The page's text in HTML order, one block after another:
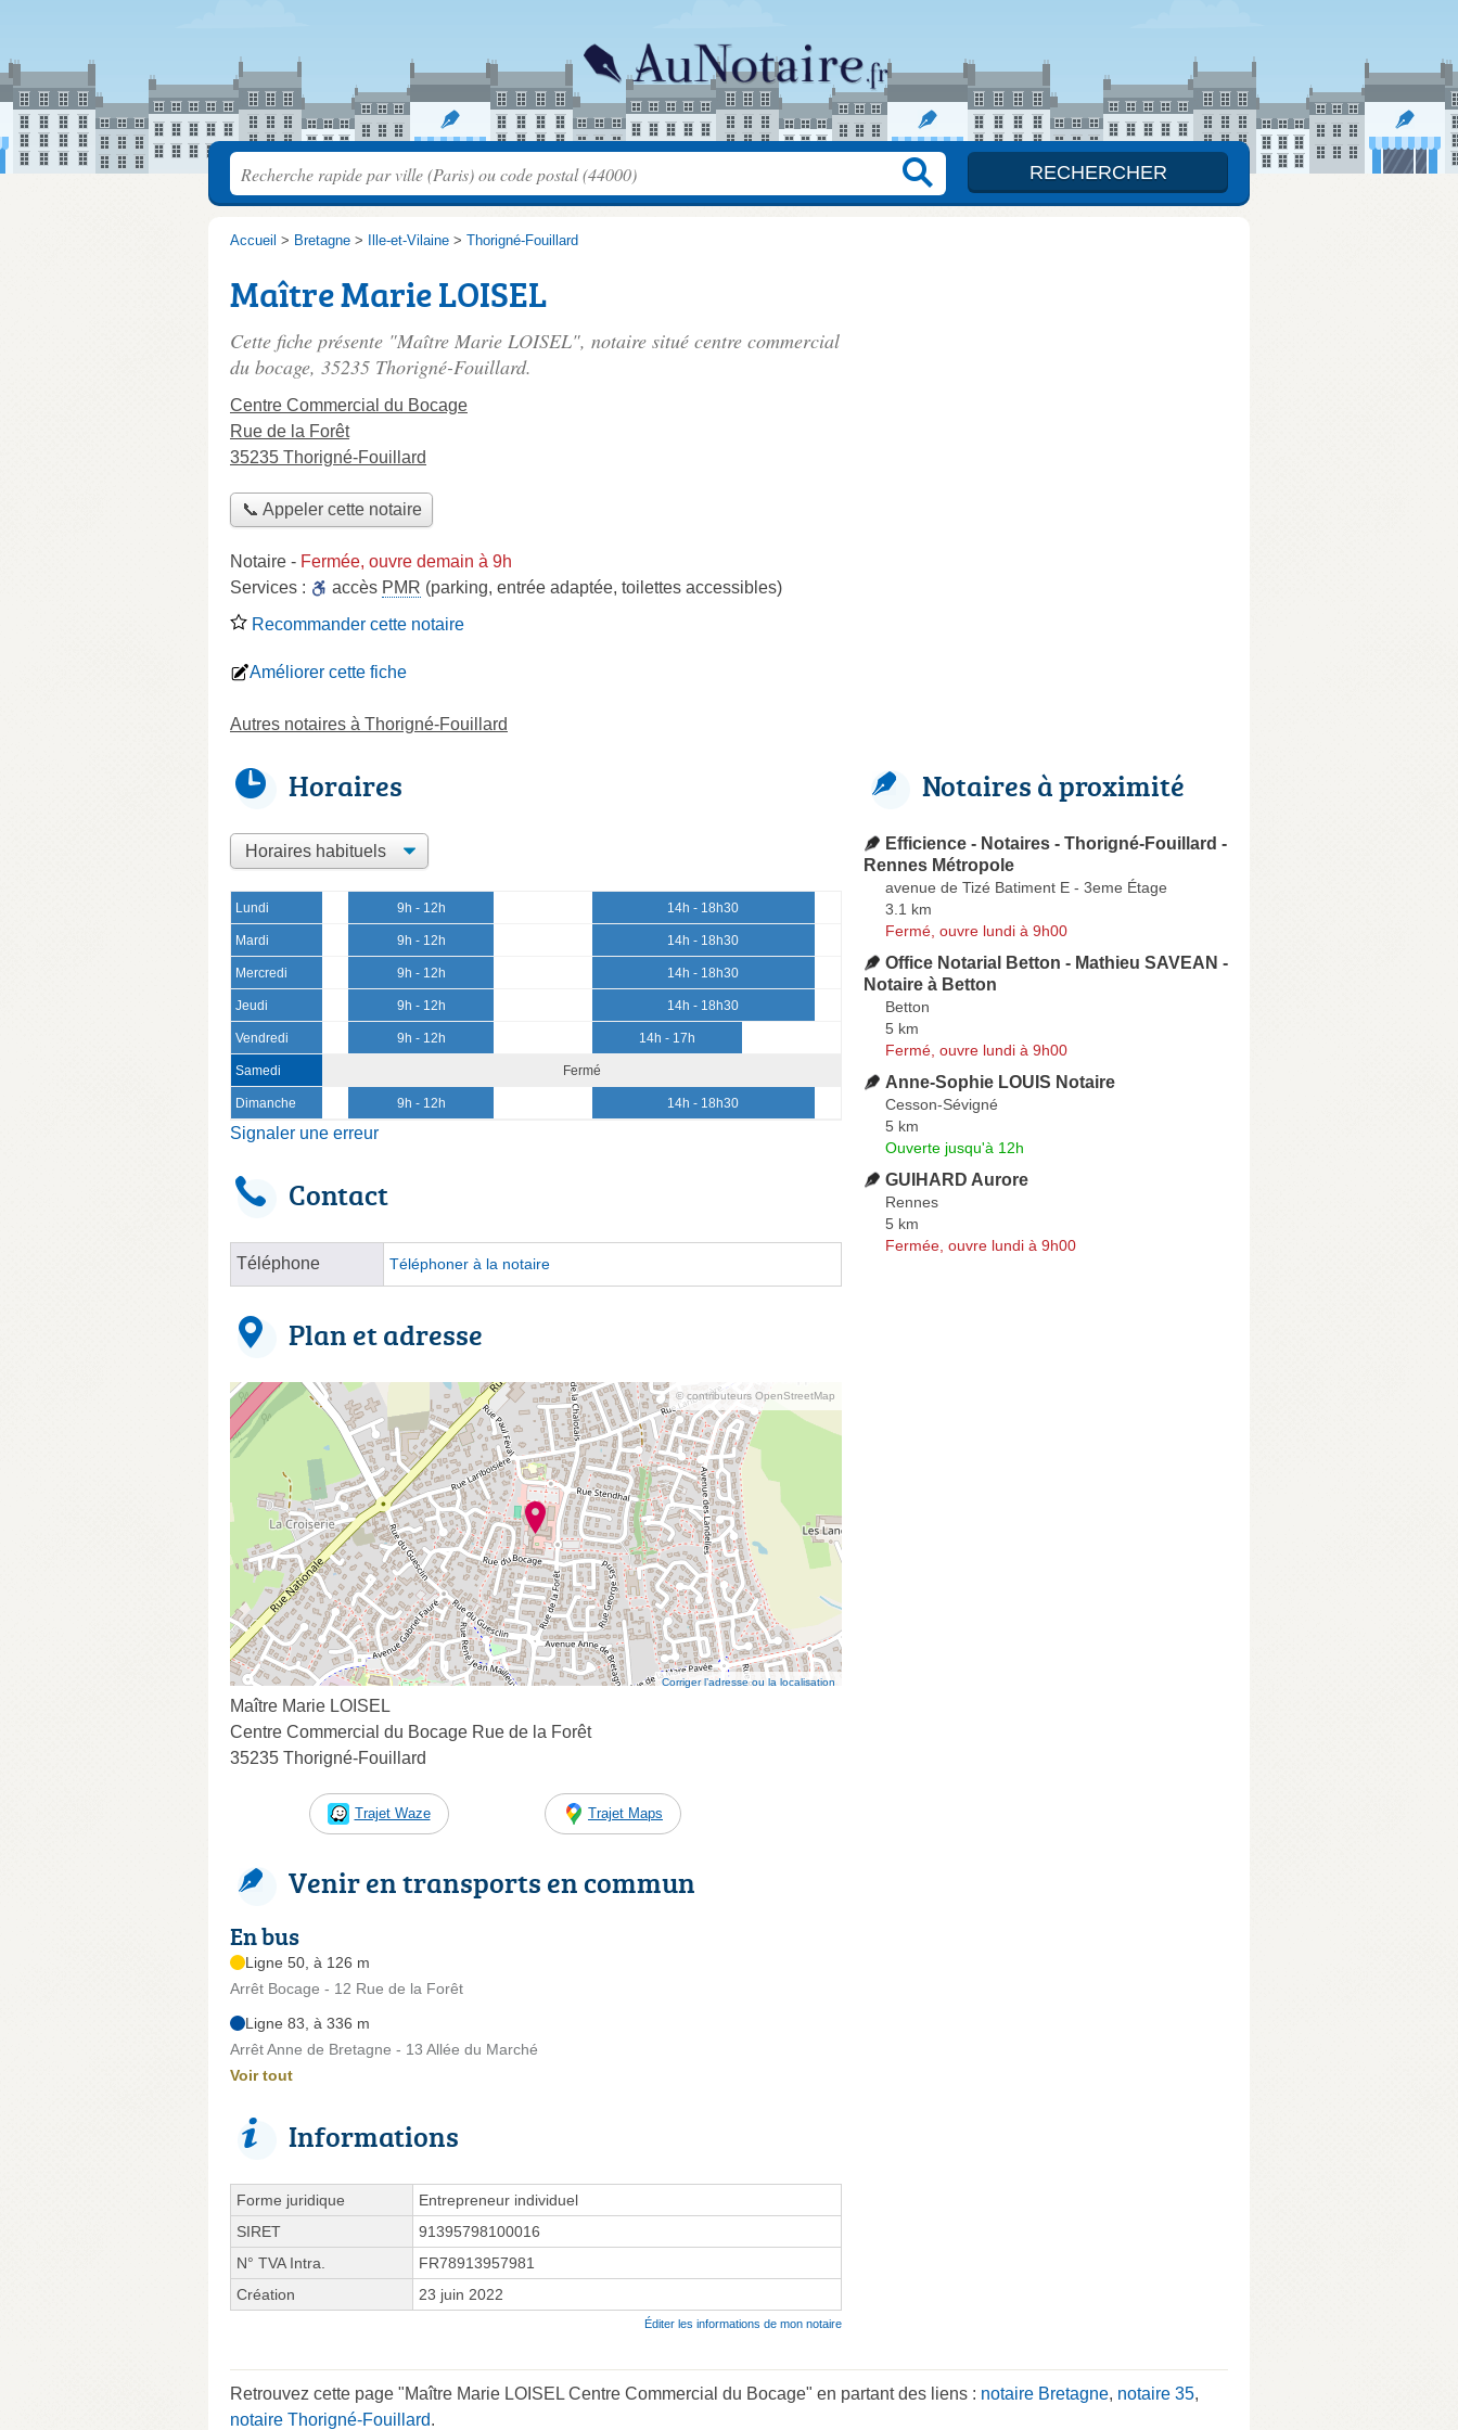
Accueil > Bretagne > Ille-et-Vilaine > Thorigné-Fouillard
Maître Marie LOISEL
Cette fiche présente "Maître Marie LOISEL", notaire situé centre commercial
du bocage, 35235 Thorigné-Fouillard.
Centre Commercial du Bocage
Rue de la Forêt
35235 Thorigné-Fouillard
📞 Appeler cette notaire
Notaire - Fermée, ouvre demain à 9h
Services :
accès PMR (parking, entrée adaptée, toilettes accessibles)
Recommander cette notaire
Améliorer cette fiche
Autres notaires à Thorigné-Fouillard
Horaires
Lundi 9h - 12h 14h - 18h30
Mardi 9h - 12h 14h - 18h30
Mercredi 9h - 12h 14h - 18h30
Jeudi 9h - 12h 14h - 18h30
Vendredi 9h - 12h 14h - 17h
Samedi Fermé
Dimanche 9h - 12h 14h - 18h30
Signaler une erreur
Contact
Téléphone Téléphoner à la notaire
Plan et adresse
© contributeurs OpenStreetMap
Corriger l’adresse ou la localisation
Maître Marie LOISEL
Centre Commercial du Bocage Rue de la Forêt
35235 Thorigné-Fouillard
Trajet Waze Trajet Maps
Venir en transports en commun
En bus
Ligne 50, à 126 m
Arrêt Bocage - 12 Rue de la Forêt
Ligne 83, à 336 m
Arrêt Anne de Bretagne - 13 Allée du Marché
Voir tout
Informations
Forme juridique
Entrepreneur individuel
SIRET
91395798100016
N° TVA Intra.
FR78913957981
Création
23 juin 2022
Éditer les informations de mon notaire
Notaires à proximité
Efficience - Notaires - Thorigné-Fouillard -
Rennes Métropole
avenue de Tizé Batiment E - 3eme Étage
3.1 km
Fermé, ouvre lundi à 9h00
Office Notarial Betton - Mathieu SAVEAN -
Notaire à Betton
Betton
5 km
Fermé, ouvre lundi à 9h00
Anne-Sophie LOUIS Notaire
Cesson-Sévigné
5 km
Ouverte jusqu'à 12h
GUIHARD Aurore
Rennes
5 km
Fermée, ouvre lundi à 9h00
Retrouvez cette page "Maître Marie LOISEL Centre Commercial du Bocage" en partant des liens : notaire Bretagne, notaire 35,
notaire Thorigné-Fouillard.